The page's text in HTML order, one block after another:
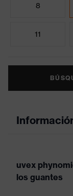
8
11
uvex
los guantes